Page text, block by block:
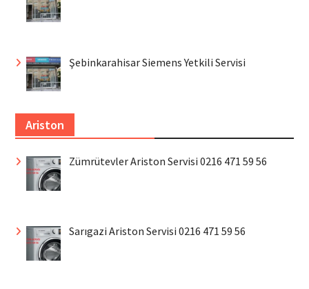
Şebinkarahisar Siemens Yetkili Servisi
Ariston
Zümrütevler Ariston Servisi 0216 471 59 56
Sarıgazi Ariston Servisi 0216 471 59 56